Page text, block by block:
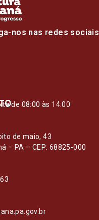
nos nas redes sociais
de 08:00 às 14:00
de maio, 43
– PA – CEP: 68825-000